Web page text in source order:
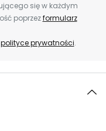
się w każdym
poprzezformularz
polityce prywatności.